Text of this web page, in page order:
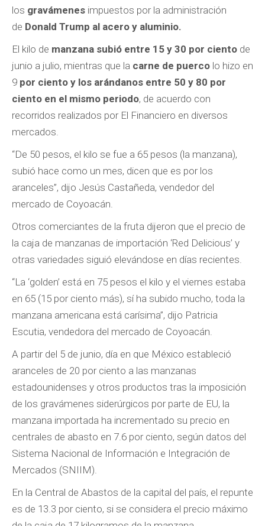
los gravámenes impuestos por la administración
de Donald Trump al acero y aluminio.
El kilo de manzana subió entre 15 y 30 por ciento de
junio a julio, mientras que la carne de puerco lo hizo en
9 por ciento y los arándanos entre 50 y 80 por
ciento en el mismo periodo, de acuerdo con
recorridos realizados por El Financiero en diversos
mercados.
“De 50 pesos, el kilo se fue a 65 pesos (la manzana),
subió hace como un mes, dicen que es por los
aranceles”, dijo Jesús Castañeda, vendedor del
mercado de Coyoacán.
Otros comerciantes de la fruta dijeron que el precio de
la caja de manzanas de importación ‘Red Delicious’ y
otras variedades siguió elevándose en días recientes.
“La ‘golden’ está en 75 pesos el kilo y el viernes estaba
en 65 (15 por ciento más), sí ha subido mucho, toda la
manzana americana está carísima”, dijo Patricia
Escutia, vendedora del mercado de Coyoacán.
A partir del 5 de junio, día en que México estableció
aranceles de 20 por ciento a las manzanas
estadounidenses y otros productos tras la imposición
de los gravámenes siderúrgicos por parte de EU, la
manzana importada ha incrementado su precio en
centrales de abasto en 7.6 por ciento, según datos del
Sistema Nacional de Información e Integración de
Mercados (SNIIM).
En la Central de Abastos de la capital del país, el repunte
es de 13.3 por ciento, si se considera el precio máximo